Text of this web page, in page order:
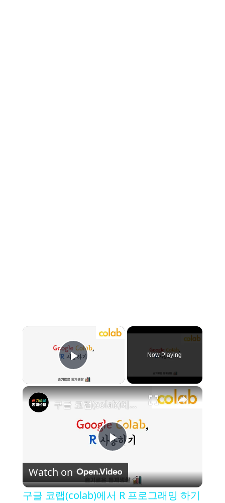
×
Play Video
Now Playing
×
P
l
구글 코랩(colab)에서 R 프로그래밍 하기
Watch on
구글 코랩(colab)에서 R 프로그래밍 하기